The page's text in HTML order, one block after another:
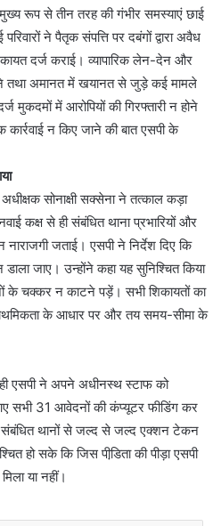
रूप से तीन तरह की गंभीर समस्याएं छाई
ने पैतृक संपत्ति पर दबंगों द्वारा अवैध
दर्ज कराई। व्यापारिक लेन-देन और
तथा अमानत में खयानत से जुड़े कई मामले
में आरोपियों की गिरफ्तारी न होने
कार्रवाई न किए जाने की बात एसपी के
सोनाक्षी सक्सेना ने तत्काल कड़ा
कक्ष से ही संबंधित थाना प्रभारियों और
जताई। एसपी ने निर्देश दिए कि
जाए। उन्होंने कहा यह सुनिश्चित किया
के चक्कर न काटने पड़ें। सभी शिकायतों का
के आधार पर और तय समय-सीमा के
एसपी ने अपने अधीनस्थ स्टाफ को
सभी 31 आवेदनों की कंप्यूटर फीडिंग कर
संबंधित थानों से जल्द से जल्द एक्शन टेकन
हो सके कि जिस पीडि़ता की पीड़ा एसपी
या नहीं।